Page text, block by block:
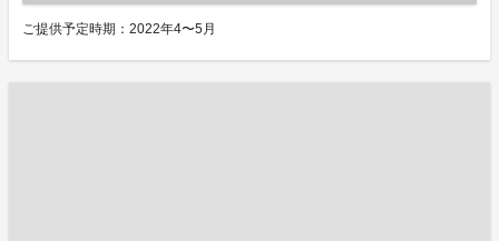
ご提供予定時期：2022年4〜5月